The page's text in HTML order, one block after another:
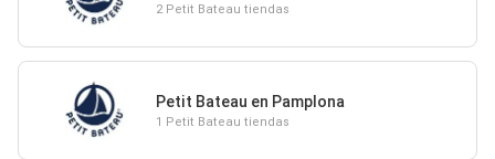
2 Petit Bateau tiendas
Petit Bateau en Pamplona
1 Petit Bateau tiendas